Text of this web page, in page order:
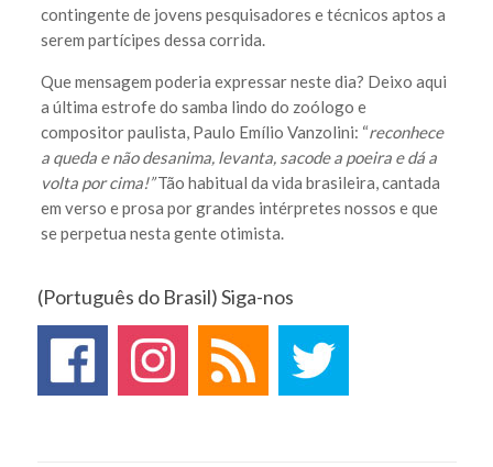
contingente de jovens pesquisadores e técnicos aptos a
serem partícipes dessa corrida.
Que mensagem poderia expressar neste dia? Deixo aqui
a última estrofe do samba lindo do zoólogo e
compositor paulista, Paulo Emílio Vanzolini: “reconhece
a queda e não desanima, levanta, sacode a poeira e dá a
volta por cima!”Tão habitual da vida brasileira, cantada
em verso e prosa por grandes intérpretes nossos e que
se perpetua nesta gente otimista.
(Português do Brasil) Siga-nos